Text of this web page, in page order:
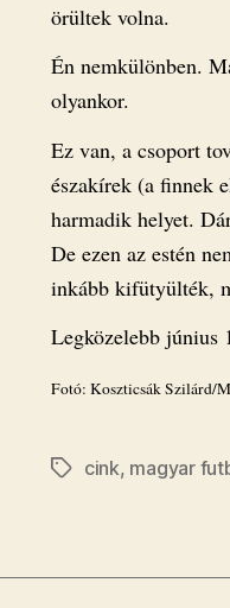
örültek volna.
Én nemkülönben.
olyankor.
Ez van, a csoport
északírek (a finnek
harmadik helyet.
De ezen az estén
inkább kifütyülték,
Legközelebb június
Fotó: Koszticsák Szilárd/
Címkék
cink, magyar